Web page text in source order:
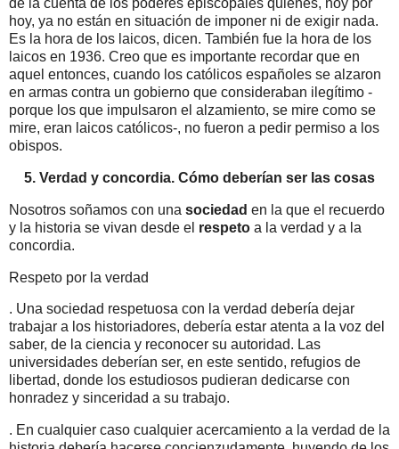
de la cuenta de los poderes episcopales quienes, hoy por
hoy, ya no están en situación de imponer ni de exigir nada.
Es la hora de los laicos, dicen. También fue la hora de los
laicos en 1936. Creo que es importante recordar que en
aquel entonces, cuando los católicos españoles se alzaron
en armas contra un gobierno que consideraban ilegítimo -
porque los que impulsaron el alzamiento, se mire como se
mire, eran laicos católicos-, no fueron a pedir permiso a los
obispos.
5. Verdad y concordia. Cómo deberían ser las cosas
Nosotros soñamos con una sociedad en la que el recuerdo
y la historia se vivan desde el respeto a la verdad y a la
concordia.
Respeto por la verdad
. Una sociedad respetuosa con la verdad debería dejar
trabajar a los historiadores, debería estar atenta a la voz del
saber, de la ciencia y reconocer su autoridad. Las
universidades deberían ser, en este sentido, refugios de
libertad, donde los estudiosos pudieran dedicarse con
honradez y sinceridad a su trabajo.
. En cualquier caso cualquier acercamiento a la verdad de la